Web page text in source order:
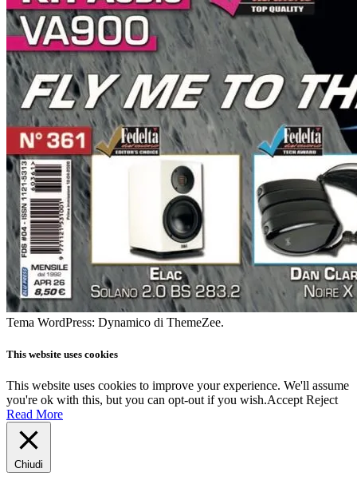
Tema WordPress: Dynamico di ThemeZee.
This website uses cookies
This website uses cookies to improve your experience. We'll assume
you're ok with this, but you can opt-out if you wish.Accept Reject
Read More
Chiudi